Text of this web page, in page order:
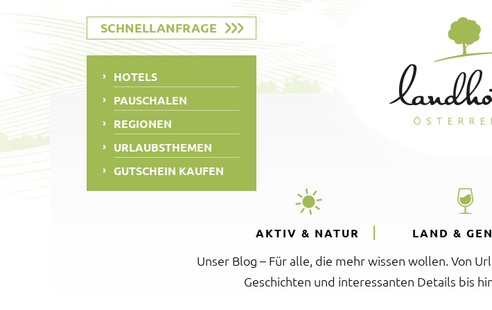
AKTIV & NATUR LAND &
Unser Blog – Für alle, die mehr wissen wollen. Von
Geschichten und interessanten Details bis
SCHNELLANFRAGE
HOTELS
PAUSCHALEN
REGIONEN
URLAUBSTHEMEN
GUTSCHEIN KAUFEN